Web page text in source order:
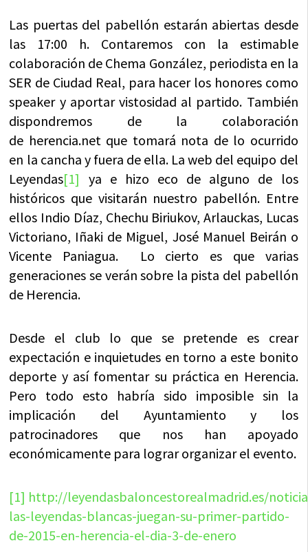
Las puertas del pabellón estarán abiertas desde
las 17:00 h. Contaremos con la estimable
colaboración de Chema González, periodista en la
SER de Ciudad Real, para hacer los honores como
speaker y aportar vistosidad al partido. También
dispondremos de la colaboración
de herencia.net que tomará nota de lo ocurrido
en la cancha y fuera de ella. La web del equipo del
Leyendas[1] ya e hizo eco de alguno de los
históricos que visitarán nuestro pabellón. Entre
ellos Indio Díaz, Chechu Biriukov, Arlauckas, Lucas
Victoriano, Iñaki de Miguel, José Manuel Beirán o
Vicente Paniagua. Lo cierto es que varias
generaciones se verán sobre la pista del pabellón
de Herencia.
Desde el club lo que se pretende es crear
expectación e inquietudes en torno a este bonito
deporte y así fomentar su práctica en Herencia.
Pero todo esto habría sido imposible sin la
implicación del Ayuntamiento y los
patrocinadores que nos han apoyado
económicamente para lograr organizar el evento.
[1] http://leyendasbaloncestorealmadrid.es/
las-leyendas-blancas-juegan-su-primer-partido-
de-2015-en-herencia-el-dia-3-de-enero